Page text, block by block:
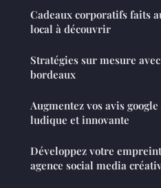
Cadeaux corporatifs faits
local à découvrir
Stratégies sur mesure
bordeaux
Augmentez vos avis
ludique et innovante
Développez votre
agence social media